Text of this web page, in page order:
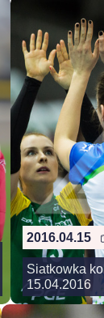
2016.04.15
Siatkowka
15.04.2016